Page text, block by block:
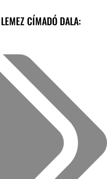
CÍMADÓ DALA: